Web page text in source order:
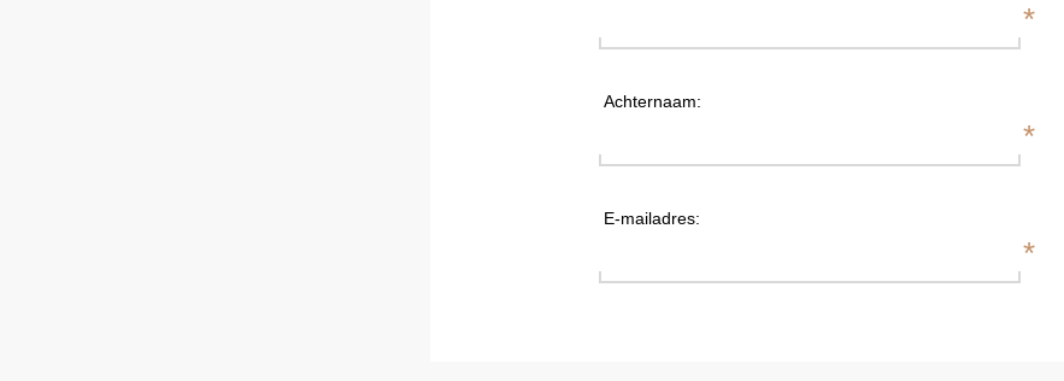
*
Achternaam:
*
E-mailadres:
*